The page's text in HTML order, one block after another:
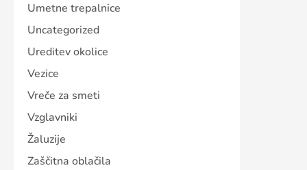
Umetne trepalnice
Uncategorized
Ureditev okolice
Vezice
Vreče za smeti
Vzglavniki
Žaluzije
Zaščitna oblačila